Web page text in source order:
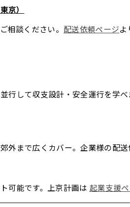
京）
相談ください。 配送依頼ページ
行して収支設計・安全運行を学べ
外まで広くカバー。企業様の配
可能です。上京計画は 起業支援